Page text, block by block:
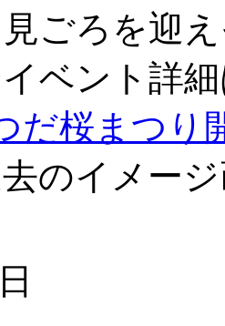
ごろを迎
ベント詳
だ桜まつり
のイメー